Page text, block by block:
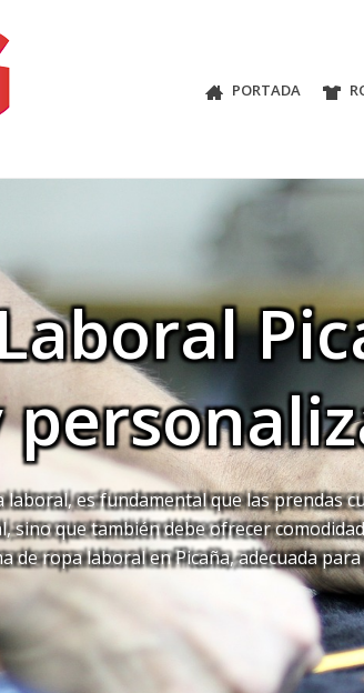
PORTADA
es fundamental que las prendas
sino que también debe ofrecer
de ropa laboral en Picaña, adecuada